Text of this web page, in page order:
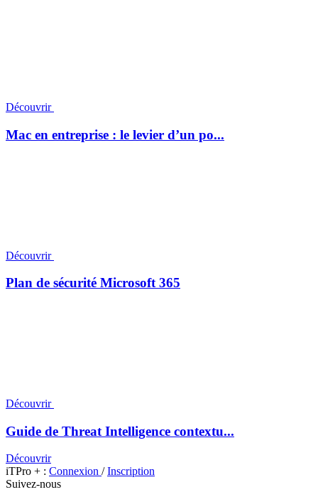
Découvrir
Mac en entreprise : le levier d’un po...
Découvrir
Plan de sécurité Microsoft 365
Découvrir
Guide de Threat Intelligence contextu...
Découvrir
iTPro + : Connexion /Inscription
Suivez-nous